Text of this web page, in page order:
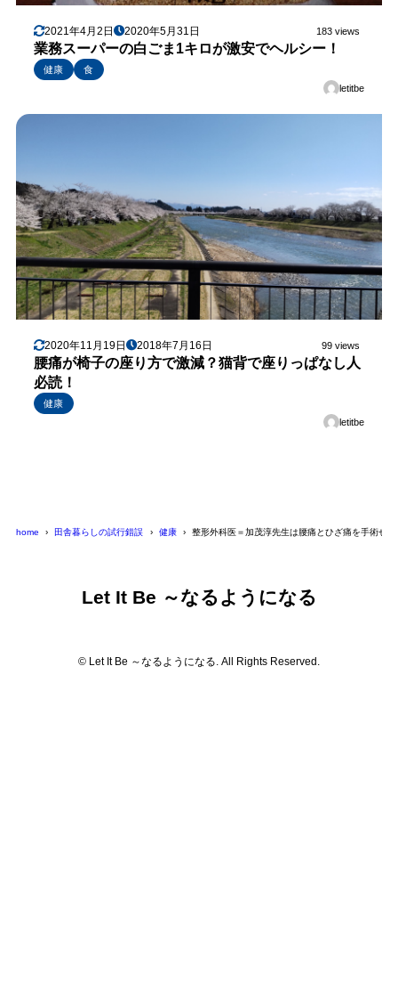
2021年4月2日 2020年5月31日 183 views
業務スーパーの白ごま1キロが激安でヘルシー！
健康
食
letitbe
2020年11月19日 2018年7月16日 99 views
腰痛が椅子の座り方で激減？猫背で座りっぱなし人
必読！
健康
letitbe
home 田舎暮らしの試行錯誤 健康 整形外科医＝加茂淳先生は腰痛とひざ痛を手術せ
Let It Be ～なるようになる
© Let It Be ～なるようになる. All Rights Reserved.